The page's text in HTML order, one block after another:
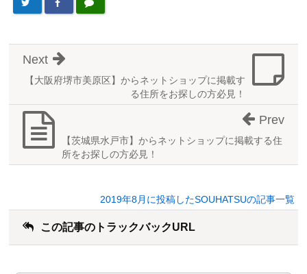
【大阪府堺市美原区】からネットショップに掲載す
る住所をお探しの方必見！
Next
【茨城県水戸市】からネットショップに掲載する住
所をお探しの方必見！
Prev
2019年8月に投稿したSOUHATSUの記事一覧
この記事のトラックバックURL